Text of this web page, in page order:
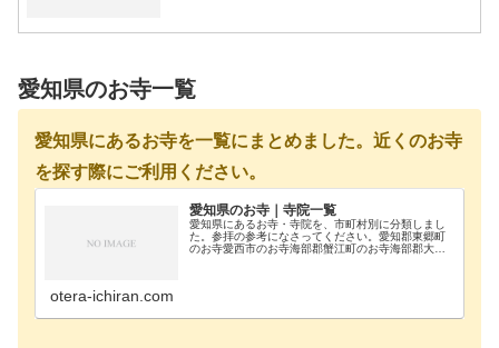
愛知県のお寺一覧
愛知県にあるお寺を一覧にまとめました。近くのお寺
を探す際にご利用ください。
愛知県のお寺｜寺院一覧
愛知県にあるお寺・寺院を、市町村別に分類しまし
た。参拝の参考になさってください。愛知郡東郷町
のお寺愛西市のお寺海部郡蟹江町のお寺海部郡大治
otera-ichiran.com